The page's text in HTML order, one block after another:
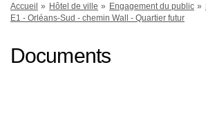
Vous êtes ici:
Accueil Hôtel de ville Engagement du public
E1 - Orléans-Sud - chemin Wall - Quartier futur
Documents